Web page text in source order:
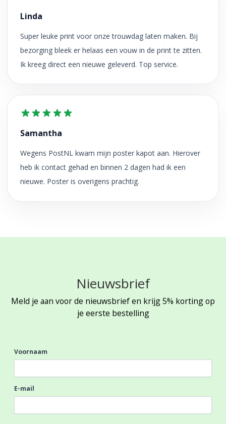
Linda
Super leuke print voor onze trouwdag laten maken. Bij
bezorging bleek er helaas een vouw in de print te zitten.
Ik kreeg direct een nieuwe geleverd. Top service.
Samantha
Wegens PostNL kwam mijn poster kapot aan. Hierover
heb ik contact gehad en binnen 2 dagen had ik een
nieuwe. Poster is overigens prachtig.
Nieuwsbrief
Meld je aan voor de nieuwsbrief en krijg 5% korting op
je eerste bestelling
Voornaam
E-mail